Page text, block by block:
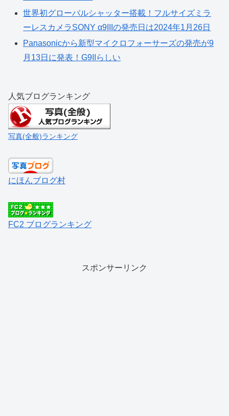
世界初グローバルシャッター搭載！フルサイズミラ
ーレスカメラSONY α9IIIの発売日は2024年1月26日
Panasonicから新型マイクロフォーサーズの発売が9
月13日に発表！G9IIらしい
人気ブログランキング
写真(全般)ランキング
にほんブログ村
FC2 ブログランキング
スポンサーリンク